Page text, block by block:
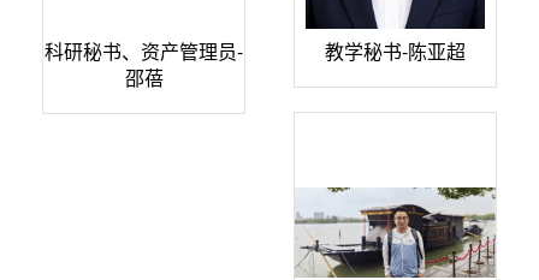
科研秘书、资产管理员-
邵蓓
教学秘书-陈亚超